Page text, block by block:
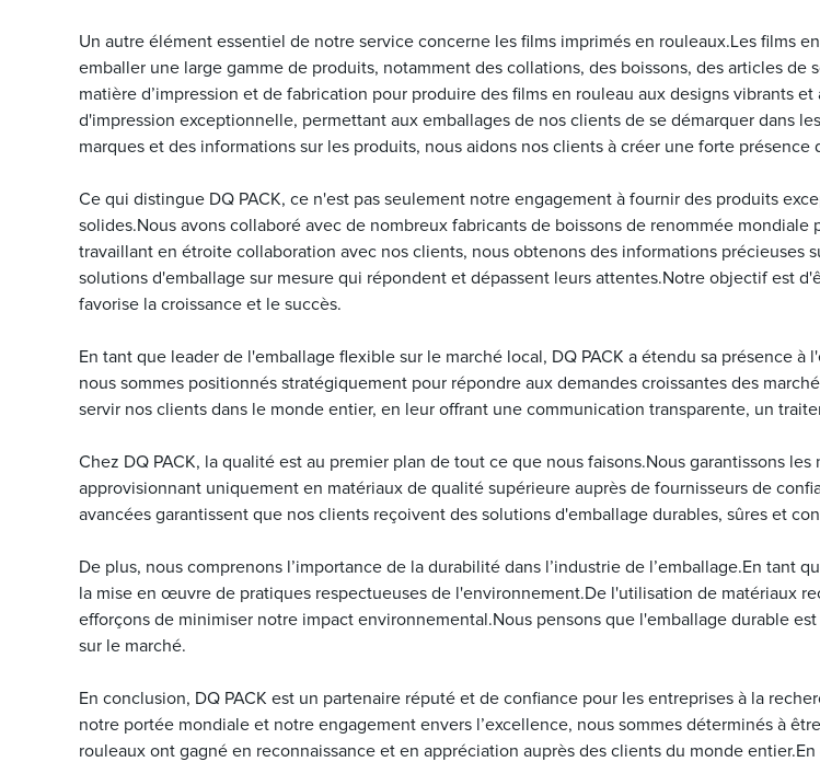
Un autre élément essentiel de notre service concerne les films imprimés en rouleaux.Les films
emballer une large gamme de produits, notamment des collations, des boissons, des articles
matière d’impression et de fabrication pour produire des films en rouleau aux designs vibrants
d'impression exceptionnelle, permettant aux emballages de nos clients de se démarquer dans
marques et des informations sur les produits, nous aidons nos clients à créer une forte
Ce qui distingue DQ PACK, ce n'est pas seulement notre engagement à fournir des produits
solides.Nous avons collaboré avec de nombreux fabricants de boissons de renommée
travaillant en étroite collaboration avec nos clients, nous obtenons des informations précieuses
solutions d'emballage sur mesure qui répondent et dépassent leurs attentes.Notre objectif est
favorise la croissance et le succès.
En tant que leader de l'emballage flexible sur le marché local, DQ PACK a étendu sa présence
nous sommes positionnés stratégiquement pour répondre aux demandes croissantes des
servir nos clients dans le monde entier, en leur offrant une communication transparente, un
Chez DQ PACK, la qualité est au premier plan de tout ce que nous faisons.Nous garantissons
approvisionnant uniquement en matériaux de qualité supérieure auprès de fournisseurs de
avancées garantissent que nos clients reçoivent des solutions d'emballage durables, sûres et
De plus, nous comprenons l’importance de la durabilité dans l’industrie de l’emballage.En
la mise en œuvre de pratiques respectueuses de l'environnement.De l'utilisation de matériaux
efforçons de minimiser notre impact environnemental.Nous pensons que l'emballage durable
sur le marché.
En conclusion, DQ PACK est un partenaire réputé et de confiance pour les entreprises à la
notre portée mondiale et notre engagement envers l’excellence, nous sommes déterminés à
rouleaux ont gagné en reconnaissance et en appréciation auprès des clients du monde